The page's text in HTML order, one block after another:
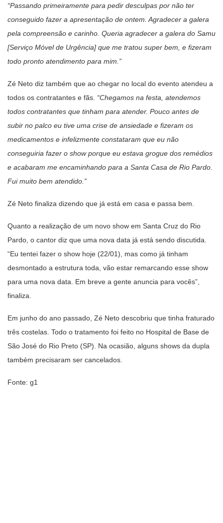
“Passando primeiramente para pedir desculpas por não ter
conseguido fazer a apresentação de ontem. Agradecer a galera
pela compreensão e carinho. Queria agradecer a galera do Samu
[Serviço Móvel de Urgência] que me tratou super bem, e fizeram
todo pronto atendimento para mim.”
Zé Neto diz também que ao chegar no local do evento atendeu a
todos os contratantes e fãs. “Chegamos na festa, atendemos
todos contratantes que tinham para atender. Pouco antes de
subir no palco eu tive uma crise de ansiedade e fizeram os
medicamentos e infelizmente constataram que eu não
conseguiria fazer o show porque eu estava grogue dos remédios
e acabaram me encaminhando para a Santa Casa de Rio Pardo.
Fui muito bem atendido.”
Zé Neto finaliza dizendo que já está em casa e passa bem.
Quanto a realização de um novo show em Santa Cruz do Rio
Pardo, o cantor diz que uma nova data já está sendo discutida.
“Eu tentei fazer o show hoje (22/01), mas como já tinham
desmontado a estrutura toda, vão estar remarcando esse show
para uma nova data. Em breve a gente anuncia para vocês”,
finaliza.
Em junho do ano passado, Zé Neto descobriu que tinha fraturado
três costelas. Todo o tratamento foi feito no Hospital de Base de
São José do Rio Preto (SP). Na ocasião, alguns shows da dupla
também precisaram ser cancelados.
Fonte: g1